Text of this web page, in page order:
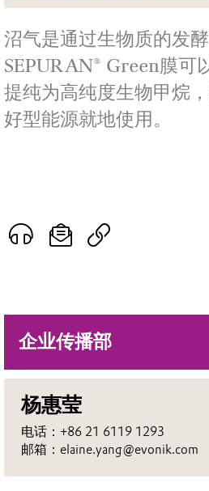
企业传播部
杨惠莹
电话：+86 21 6119 1293
邮箱：elaine.yang@evonik.com
沼气是通过生物质的发
SEPURAN® Green膜可
提纯为高纯度生物甲烷
好型能源就地使用。